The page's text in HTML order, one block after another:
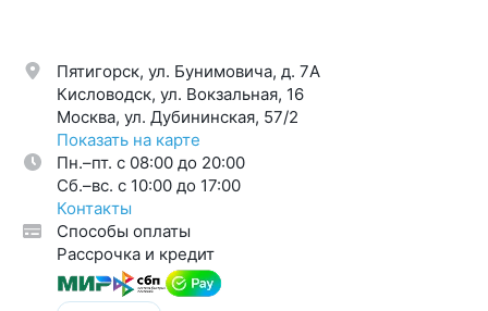
Пятигорск, ул. Бунимовича, д. 7A
Кисловодск, ул. Вокзальная, 16
Москва, ул. Дубининская, 57/2
Показать на карте
Пн.–пт. с 08:00 до 20:00
Cб.–вс. с 10:00 до 17:00
Контакты
Способы оплаты
Рассрочка и кредит